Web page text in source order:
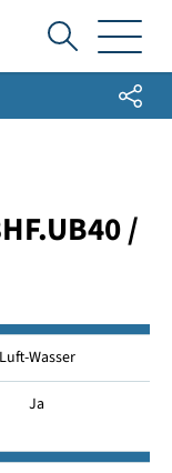
Ich
suche...Share
/
Luft-Wasser
Ja